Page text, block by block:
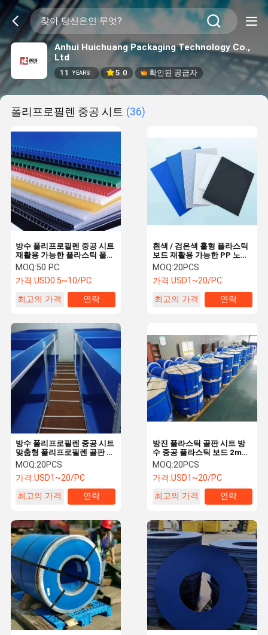
Anhui Huichuang Packaging Technology Co.,
Ltd
11 YEARS 5.0 확인된 공급자
폴리프로필렌 중공 시트 (36)
방수 폴리프로필렌 중공 시트
재활용 가능한 플라스틱 폴리
프로필렌 시트 크리스탈 클리
어
MOQ:50 PC
가격:USD0.5~10/PC
최고의 가격
연락
흰색 / 검은색 홀형 플라스틱
보드 재활용 가능한 PP 노어
브레이드 보드
MOQ:20PCS
가격:USD1~20/PC
최고의 가격
연락
방수 폴리프로필렌 중공 시트
맞춤형 폴리프로필렌 골판 시
트 경량
MOQ:20PCS
가격:USD1~20/PC
최고의 가격
연락
방진 플라스틱 골판 시트 방
수 중공 플라스틱 보드 2mm
- 12mm
MOQ:20PCS
가격:USD1~20/PC
최고의 가격
연락